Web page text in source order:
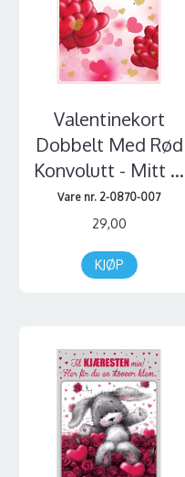
Valentinekort
Dobbelt Med Rød
Konvolutt - Mitt ...
Vare nr. 2-0870-007
29,00
KJØP